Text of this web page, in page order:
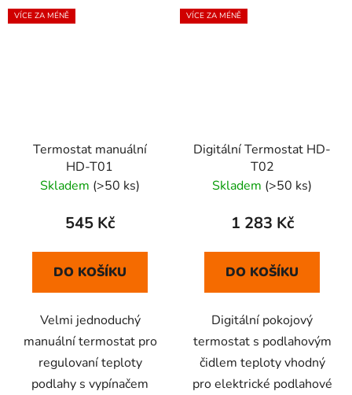
VÍCE ZA MÉNĚ
Termostat manuální
HD-T01
Skladem (>50 ks)
545 Kč
DO KOŠÍKU
Velmi jednoduchý
manuální termostat pro
regulovaní teploty
podlahy s vypínačem
VÍCE ZA MÉNĚ
Digitální Termostat HD-
T02
Skladem (>50 ks)
1 283 Kč
DO KOŠÍKU
Digitální pokojový
termostat s podlahovým
čidlem teploty vhodný
pro elektrické podlahové